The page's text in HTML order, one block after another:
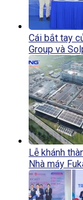
Cái bắt tay
Group và
Lễ khánh
Nhà máy